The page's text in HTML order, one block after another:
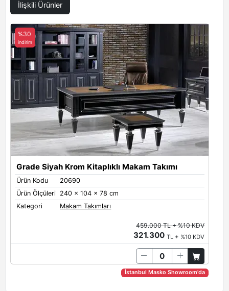
İlişkili Ürünler
Grade Siyah Krom Kitaplıklı Makam Takımı
Ürün Kodu
20690
Ürün Ölçüleri 240 x 104 x 78 cm
Kategori
Makam Takımları
%30
indirim
459.000 TL + %10 KDV
321.300TL + %10 KDV
İstanbul Masko Showroom'da